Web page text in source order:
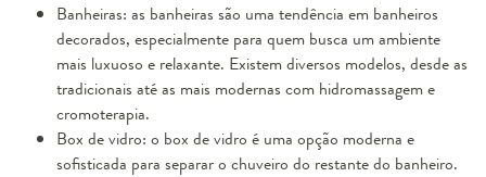
Banheiras: as banheiras são uma tendência em banheiros
decorados, especialmente para quem busca um ambiente
mais luxuoso e relaxante. Existem diversos modelos, desde as
tradicionais até as mais modernas com hidromassagem e
cromoterapia.
Box de vidro: o box de vidro é uma opção moderna e
sofisticada para separar o chuveiro do restante do banheiro.